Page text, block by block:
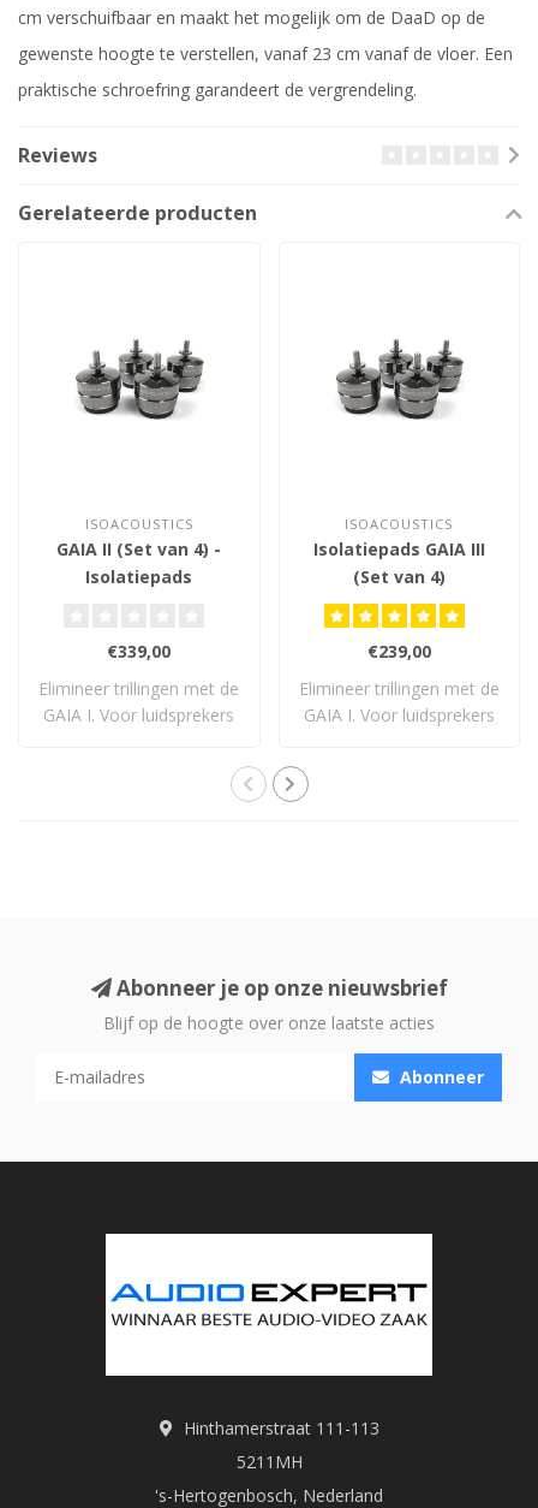
cm verschuifbaar en maakt het mogelijk om de DaaD op de
gewenste hoogte te verstellen, vanaf 23 cm vanaf de vloer. Een
praktische schroefring garandeert de vergrendeling.
Reviews
Gerelateerde producten
ISOACOUSTICS
GAIA II (Set van 4) -
Isolatiepads
€339,00
Elimineer trillingen met de
GAIA I. Voor luidsprekers
ISOACOUSTICS
Isolatiepads GAIA III
(Set van 4)
€239,00
Elimineer trillingen met de
GAIA I. Voor luidsprekers
Abonneer je op onze nieuwsbrief
Blijf op de hoogte over onze laatste acties
Abonneer
Hinthamerstraat 111-113
5211MH
's-Hertogenbosch, Nederland